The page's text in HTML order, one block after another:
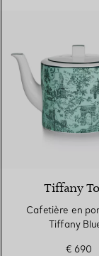
Tiffany
Cafetière en
Tiffany
€ 690